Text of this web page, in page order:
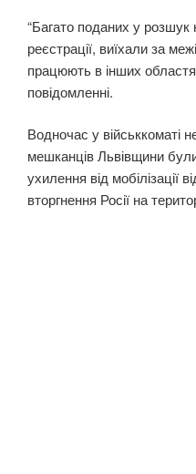
“Багато поданих у
реєстрації, виїхали за
працюють в інших
повідомленні.
Водночас у військкоматі
мешканців Львівщини
ухилення від мобілізації
вторгнення Росії на